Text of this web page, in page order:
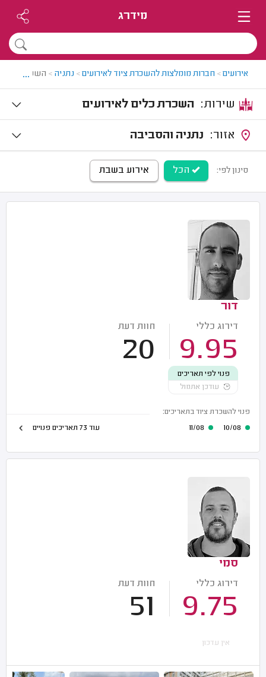
מידרג
אירועים> חברות מומלצות להשכרת ציוד לאירועים> נתניה > השכרת כלים
...
השכרת כלים לאירועים
נתניה והסביבה
סינון לפי: הכל אירוע בשבת
דור
דירוג כללי
9.95
חוות דעת
20
פנוי לפי תאריכים
עודכן אתמול
פנוי להשכרת ציוד בתאריכים:
עוד 73 תאריכים פנויים
סמי
דירוג כללי
9.75
חוות דעת
51
אין עדכון